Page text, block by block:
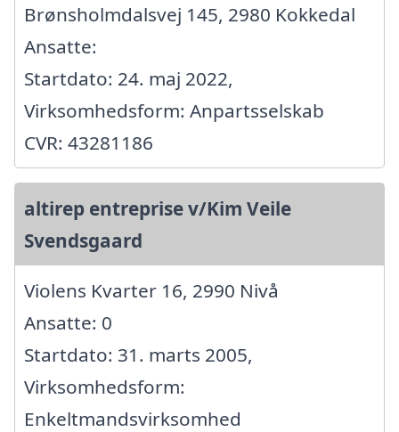
Brønsholmdalsvej 145, 2980 Kokkedal
Ansatte:
Startdato: 24. maj 2022,
Virksomhedsform: Anpartsselskab
CVR: 43281186
altirep entreprise v/Kim Veile
Svendsgaard
Violens Kvarter 16, 2990 Nivå
Ansatte: 0
Startdato: 31. marts 2005,
Virksomhedsform:
Enkeltmandsvirksomhed